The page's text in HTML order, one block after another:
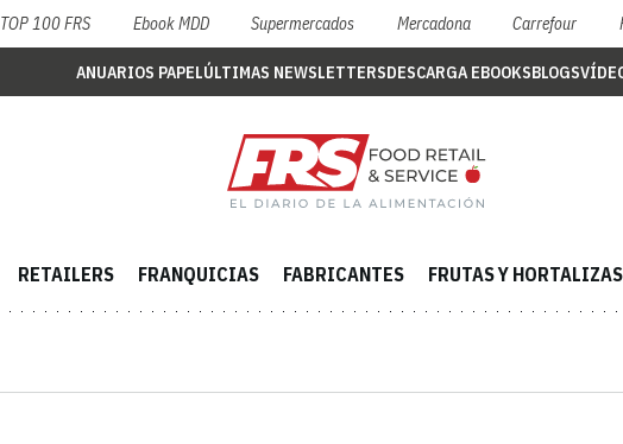
TOP 100 FRS Ebook MDD Supermercados Mercadona Carrefour
ANUARIOS PAPELÚLTIMAS NEWSLETTERSDESCARGA EBOOKSBLOGS
RETAILERS FRANQUICIAS FABRICANTES FRUTAS Y HORTALIZAS